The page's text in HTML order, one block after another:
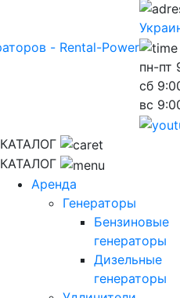
пн-пт
сб
вс
КАТАЛОГ
КАТАЛОГ
Аренда
Генераторы
Бензиновые
генераторы
Дизельные
генераторы